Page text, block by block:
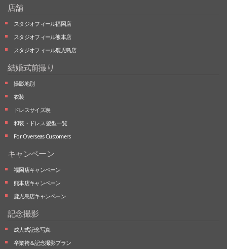
店舗
スタジオフィール福岡店
スタジオフィール熊本店
スタジオフィール鹿児島店
結婚式前撮り
撮影地別
衣装
ドレスサイズ表
和装・ドレス 髪型一覧
For Overseas Customers
キャンペーン
福岡店キャンペーン
熊本店キャンペーン
鹿児島店キャンペーン
記念撮影
成人式記念写真
卒業袴＆記念撮影プラン